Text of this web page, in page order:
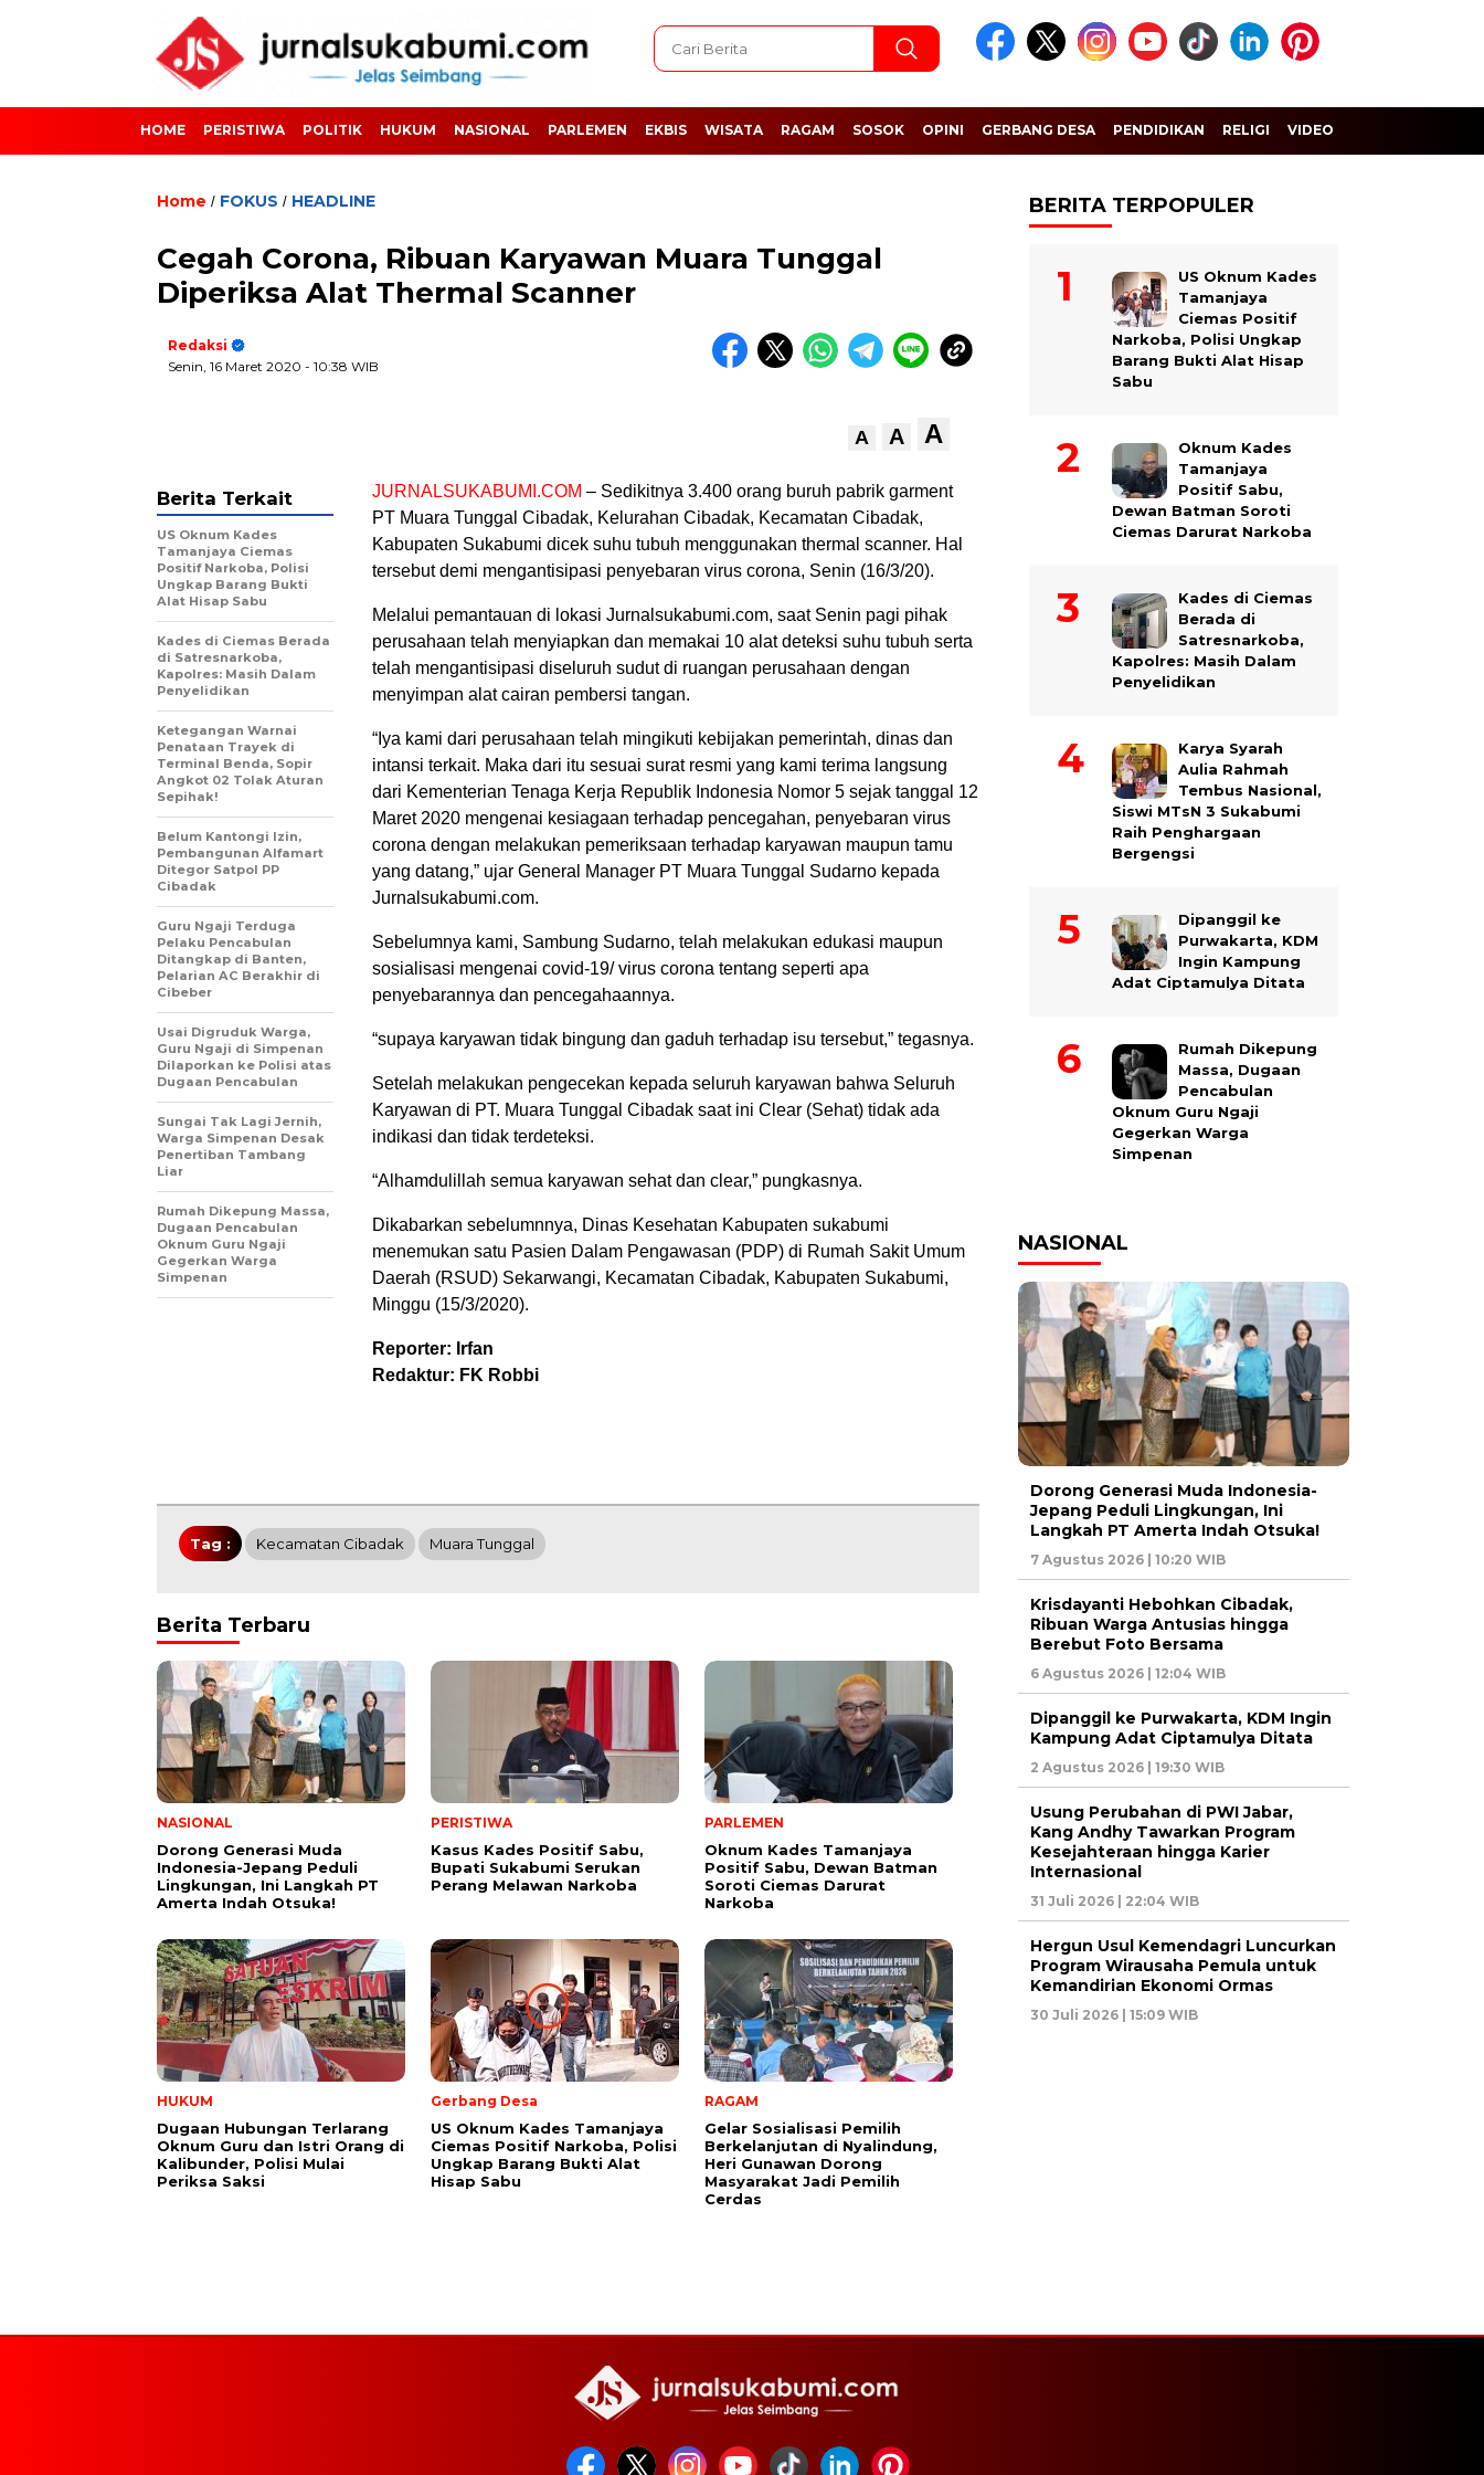
HOME PERISTIWA POLITIK HUKUM NASIONAL PARLEMEN EKBIS WISATA RAGAM SOSOK OPINI GERBANG DESA PENDIDIKAN RELIGI VIDEO
Home / FOKUS / HEADLINE
Cegah Corona, Ribuan Karyawan Muara Tunggal
Diperiksa Alat Thermal Scanner
Redaksi
Senin, 16 Maret 2020 - 10:38 WIB
A A A
JURNALSUKABUMI.COM – Sedikitnya 3.400 orang buruh pabrik garment
PT Muara Tunggal Cibadak, Kelurahan Cibadak, Kecamatan Cibadak,
Kabupaten Sukabumi dicek suhu tubuh menggunakan thermal scanner. Hal
tersebut demi mengantisipasi penyebaran virus corona, Senin (16/3/20).
Melalui pemantauan di lokasi Jurnalsukabumi.com, saat Senin pagi pihak
perusahaan telah menyiapkan dan memakai 10 alat deteksi suhu tubuh serta
telah mengantisipasi diseluruh sudut di ruangan perusahaan dengan
menyimpan alat cairan pembersi tangan.
“Iya kami dari perusahaan telah mingikuti kebijakan pemerintah, dinas dan
intansi terkait. Maka dari itu sesuai surat resmi yang kami terima langsung
dari Kementerian Tenaga Kerja Republik Indonesia Nomor 5 sejak tanggal 12
Maret 2020 mengenai kesiagaan terhadap pencegahan, penyebaran virus
corona dengan melakukan pemeriksaan terhadap karyawan maupun tamu
yang datang,” ujar General Manager PT Muara Tunggal Sudarno kepada
Jurnalsukabumi.com.
Sebelumnya kami, Sambung Sudarno, telah melakukan edukasi maupun
sosialisasi mengenai covid-19/ virus corona tentang seperti apa
penyebarannya dan pencegahaannya.
“supaya karyawan tidak bingung dan gaduh terhadap isu tersebut,” tegasnya.
Setelah melakukan pengecekan kepada seluruh karyawan bahwa Seluruh
Karyawan di PT. Muara Tunggal Cibadak saat ini Clear (Sehat) tidak ada
indikasi dan tidak terdeteksi.
“Alhamdulillah semua karyawan sehat dan clear,” pungkasnya.
Dikabarkan sebelumnnya, Dinas Kesehatan Kabupaten sukabumi
menemukan satu Pasien Dalam Pengawasan (PDP) di Rumah Sakit Umum
Daerah (RSUD) Sekarwangi, Kecamatan Cibadak, Kabupaten Sukabumi,
Minggu (15/3/2020).
Reporter: Irfan
Redaktur: FK Robbi
Berita Terkait
US Oknum Kades
Tamanjaya Ciemas
Positif Narkoba, Polisi
Ungkap Barang Bukti
Alat Hisap Sabu
Kades di Ciemas Berada
di Satresnarkoba,
Kapolres: Masih Dalam
Penyelidikan
Ketegangan Warnai
Penataan Trayek di
Terminal Benda, Sopir
Angkot 02 Tolak Aturan
Sepihak!
Belum Kantongi Izin,
Pembangunan Alfamart
Ditegor Satpol PP
Cibadak
Guru Ngaji Terduga
Pelaku Pencabulan
Ditangkap di Banten,
Pelarian AC Berakhir di
Cibeber
Usai Digruduk Warga,
Guru Ngaji di Simpenan
Dilaporkan ke Polisi atas
Dugaan Pencabulan
Sungai Tak Lagi Jernih,
Warga Simpenan Desak
Penertiban Tambang
Liar
Rumah Dikepung Massa,
Dugaan Pencabulan
Oknum Guru Ngaji
Gegerkan Warga
Simpenan
Tag : Kecamatan Cibadak Muara Tunggal
Berita Terbaru
NASIONAL
Dorong Generasi Muda
Indonesia-Jepang Peduli
Lingkungan, Ini Langkah PT
Amerta Indah Otsuka!
PERISTIWA
Kasus Kades Positif Sabu,
Bupati Sukabumi Serukan
Perang Melawan Narkoba
PARLEMEN
Oknum Kades Tamanjaya
Positif Sabu, Dewan Batman
Soroti Ciemas Darurat
Narkoba
HUKUM
Dugaan Hubungan Terlarang
Oknum Guru dan Istri Orang di
Kalibunder, Polisi Mulai
Periksa Saksi
Gerbang Desa
US Oknum Kades Tamanjaya
Ciemas Positif Narkoba, Polisi
Ungkap Barang Bukti Alat
Hisap Sabu
RAGAM
Gelar Sosialisasi Pemilih
Berkelanjutan di Nyalindung,
Heri Gunawan Dorong
Masyarakat Jadi Pemilih
Cerdas
BERITA TERPOPULER
US Oknum Kades
Tamanjaya
Ciemas Positif
Narkoba, Polisi Ungkap
Barang Bukti Alat Hisap
Sabu
Oknum Kades
Tamanjaya
Positif Sabu,
Dewan Batman Soroti
Ciemas Darurat Narkoba
Kades di Ciemas
Berada di
Satresnarkoba,
Kapolres: Masih Dalam
Penyelidikan
Karya Syarah
Aulia Rahmah
Tembus Nasional,
Siswi MTsN 3 Sukabumi
Raih Penghargaan
Bergengsi
Dipanggil ke
Purwakarta, KDM
Ingin Kampung
Adat Ciptamulya Ditata
Rumah Dikepung
Massa, Dugaan
Pencabulan
Oknum Guru Ngaji
Gegerkan Warga
Simpenan
NASIONAL
Dorong Generasi Muda Indonesia-
Jepang Peduli Lingkungan, Ini
Langkah PT Amerta Indah Otsuka!
7 Agustus 2026 | 10:20 WIB
Krisdayanti Hebohkan Cibadak,
Ribuan Warga Antusias hingga
Berebut Foto Bersama
6 Agustus 2026 | 12:04 WIB
Dipanggil ke Purwakarta, KDM Ingin
Kampung Adat Ciptamulya Ditata
2 Agustus 2026 | 19:30 WIB
Usung Perubahan di PWI Jabar,
Kang Andhy Tawarkan Program
Kesejahteraan hingga Karier
Internasional
31 Juli 2026 | 22:04 WIB
Hergun Usul Kemendagri Luncurkan
Program Wirausaha Pemula untuk
Kemandirian Ekonomi Ormas
30 Juli 2026 | 15:09 WIB